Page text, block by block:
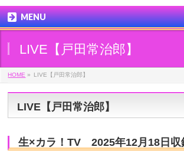
MENU
LIVE【戸田常治郎】
HOME » LIVE【戸田常治郎】
LIVE【戸田常治郎】
生×カラ！TV 2025年12月18日収